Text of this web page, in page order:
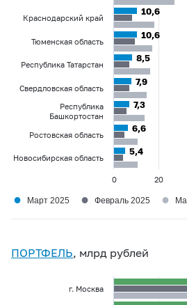
ПОРТФЕЛЬ, млрд рублей
10,6
10,6
10,6
10,6
8,5
8,5
7,9
7,9
7,3
7,3
6,6
6,6
5,4
5,4
Краснодарский край
Тюменская область
Республика Татарстан
Свердловская область
Республика
Башкортостан
Ростовская область
Новосибирская область
0 20
● Март 2025 ● Февраль 2025 ●
г. Москва